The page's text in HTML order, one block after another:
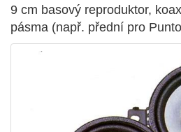
9 cm basový reproduktor,
pásma (např. přední pro